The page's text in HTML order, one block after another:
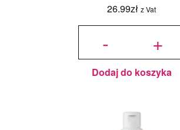
26.99zł z Vat
-
ilość
olejowy
Colour
Mill bez
E171 -
Teal 20
+
Dodaj do koszyka